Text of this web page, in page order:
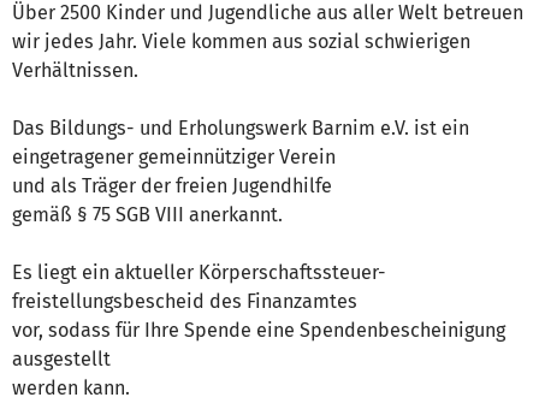
Über 2500 Kinder und Jugendliche aus aller Welt betreuen
wir jedes Jahr. Viele kommen aus sozial schwierigen
Verhältnissen.
Das Bildungs- und Erholungswerk Barnim e.V. ist ein
eingetragener gemeinnütziger Verein
und als Träger der freien Jugendhilfe
gemäß § 75 SGB VIII anerkannt.
Es liegt ein aktueller Körperschaftssteuer-
freistellungsbescheid des Finanzamtes
vor, sodass für Ihre Spende eine Spendenbescheinigung
ausgestellt
werden kann.